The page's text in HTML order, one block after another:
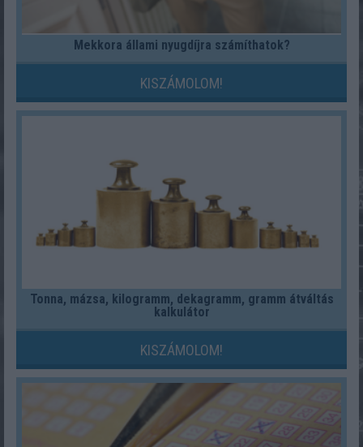
Mekkora állami nyugdíjra számíthatok?
KISZÁMOLOM!
Tonna, mázsa, kilogramm, dekagramm, gramm átváltás
kalkulátor
KISZÁMOLOM!